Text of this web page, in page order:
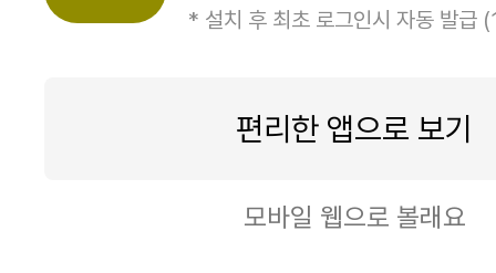
* 설치 후 최초 로그인시 자동 발급
편리한 앱으로 보기
모바일 웹으로 볼래요